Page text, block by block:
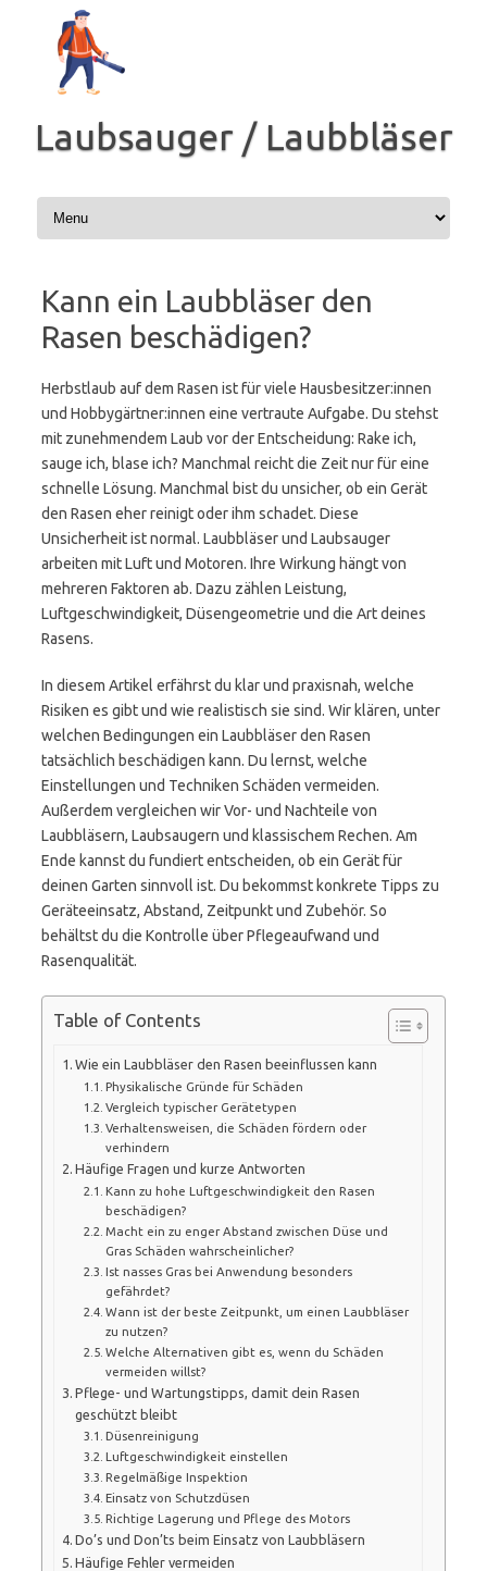
Inhalt
springen
Laubsauger / Laubbläser
Kann ein Laubbläser den
Rasen beschädigen?
Herbstlaub auf dem Rasen ist für viele Hausbesitzer:innen
und Hobbygärtner:innen eine vertraute Aufgabe. Du stehst
mit zunehmendem Laub vor der Entscheidung: Rake ich,
sauge ich, blase ich? Manchmal reicht die Zeit nur für eine
schnelle Lösung. Manchmal bist du unsicher, ob ein Gerät
den Rasen eher reinigt oder ihm schadet. Diese
Unsicherheit ist normal. Laubbläser und Laubsauger
arbeiten mit Luft und Motoren. Ihre Wirkung hängt von
mehreren Faktoren ab. Dazu zählen Leistung,
Luftgeschwindigkeit, Düsengeometrie und die Art deines
Rasens.
In diesem Artikel erfährst du klar und praxisnah, welche
Risiken es gibt und wie realistisch sie sind. Wir klären, unter
welchen Bedingungen ein Laubbläser den Rasen
tatsächlich beschädigen kann. Du lernst, welche
Einstellungen und Techniken Schäden vermeiden.
Außerdem vergleichen wir Vor- und Nachteile von
Laubbläsern, Laubsaugern und klassischem Rechen. Am
Ende kannst du fundiert entscheiden, ob ein Gerät für
deinen Garten sinnvoll ist. Du bekommst konkrete Tipps zu
Geräteeinsatz, Abstand, Zeitpunkt und Zubehör. So
behältst du die Kontrolle über Pflegeaufwand und
Rasenqualität.
Table of Contents
Wie ein Laubbläser den Rasen beeinflussen kann
Physikalische Gründe für Schäden
Vergleich typischer Gerätetypen
Verhaltensweisen, die Schäden fördern oder
verhindern
Häufige Fragen und kurze Antworten
Kann zu hohe Luftgeschwindigkeit den Rasen
beschädigen?
Macht ein zu enger Abstand zwischen Düse und
Gras Schäden wahrscheinlicher?
Ist nasses Gras bei Anwendung besonders
gefährdet?
Wann ist der beste Zeitpunkt, um einen Laubbläser
zu nutzen?
Welche Alternativen gibt es, wenn du Schäden
vermeiden willst?
Pflege- und Wartungstipps, damit dein Rasen
geschützt bleibt
Düsenreinigung
Luftgeschwindigkeit einstellen
Regelmäßige Inspektion
Einsatz von Schutzdüsen
Richtige Lagerung und Pflege des Motors
Do’s und Don’ts beim Einsatz von Laubbläsern
Häufige Fehler vermeiden